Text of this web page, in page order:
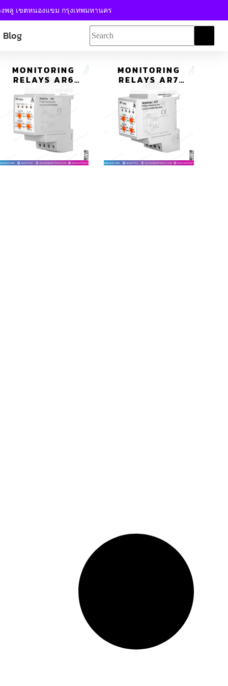
งพลู เขตหนองแขม กรุงเทพมหานคร
Blog
MONITORING
RELAYS AR6
ไฟเกิน D SERIES
MONITORING
RELAYS AR7
ไฟเกิน D SERIES